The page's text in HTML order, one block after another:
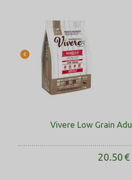
Vivere Low Grain
20.50€